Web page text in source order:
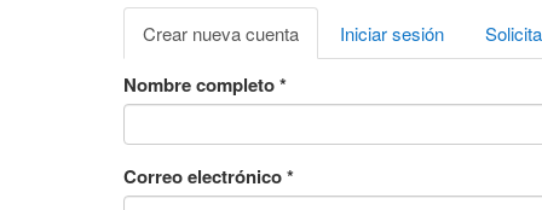
Solapas
principales
Crear nueva cuenta (solapa
activa)
Iniciar sesión
Nombre completo*
Correo electrónico*